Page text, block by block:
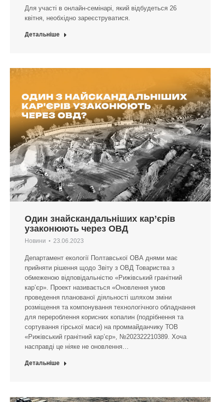
Для участі в онлайн-семінарі, який відбудеться 26
квітня, необхідно зареєструватися.
Детальніше
Один знайскандальніших кар’єрів
узаконюють через ОВД
Новини 23.06.2023
Департамент екології Полтавської ОВА днями має
прийняти рішення щодо Звіту з ОВД Товариства з
обмеженою відповідальністю «Рижівський гранітний
кар’єр». Проект називається «Оновлення умов
проведення планованої діяльності шляхом зміни
розміщення та компонування технологічного обладнання
для перероблення корисних копалин (подрібнення та
сортування гірської маси) на проммайданчику ТОВ
«Рижівський гранітний кар’єр», №202322210389. Хоча
насправді це ніяке не оновлення…
Детальніше